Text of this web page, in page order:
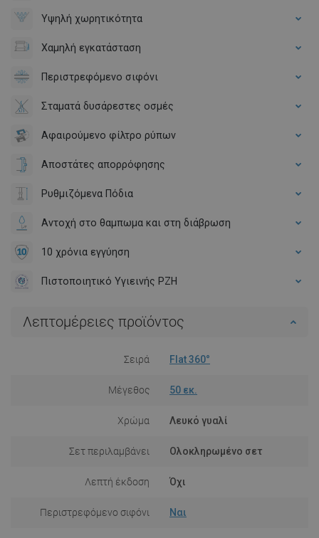
Υψηλή χωρητικότητα
Χαμηλή εγκατάσταση
Περιστρεφόμενο σιφόνι
Σταματά δυσάρεστες οσμές
Αφαιρούμενο φίλτρο ρύπων
Αποστάτες απορρόφησης
Ρυθμιζόμενα Πόδια
Αντοχή στο θαμπωμα και στη διάβρωση
10 χρόνια εγγύηση
Πιστοποιητικό Υγιεινής PZH
Λεπτομέρειες προϊόντος
Σειρά Flat 360°
Μέγεθος 50 εκ.
Χρώμα Λευκό γυαλί
Σετ περιλαμβάνει Ολοκληρωμένο σετ
Λεπτή έκδοση Όχι
Περιστρεφόμενο σιφόνι Ναι